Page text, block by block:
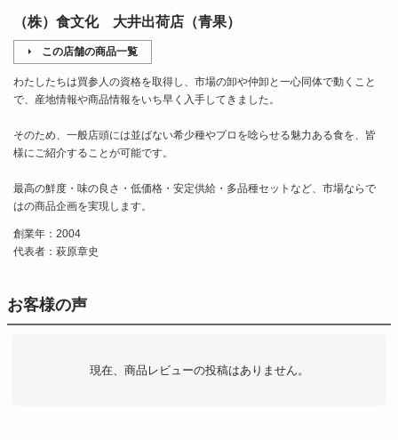
（株）食文化 大井出荷店（青果）
この店舗の商品一覧
わたしたちは買参人の資格を取得し、市場の卸や仲卸と一心同体で動くこと
で、産地情報や商品情報をいち早く入手してきました。
そのため、一般店頭には並ばない希少種やプロを唸らせる魅力ある食を、皆
様にご紹介することが可能です。
最高の鮮度・味の良さ・低価格・安定供給・多品種セットなど、市場ならで
はの商品企画を実現します。
創業年：2004
代表者：萩原章史
お客様の声
現在、商品レビューの投稿はありません。